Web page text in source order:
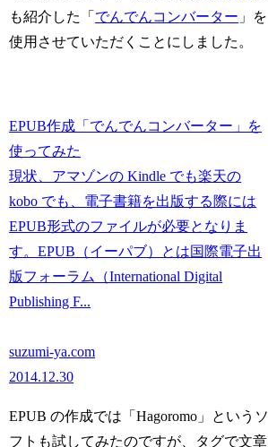
も紹介した「 でんでんコンバーター 」を
使用させていただくことにしました。
EPUB作成「でんでんコンバーター」を
使ってみた
現状、アマゾンの Kindle でも楽天の
kobo でも、電子書籍を出版する際には
EPUB形式のファイルが必要となりま
す。EPUB（イーパブ）とは国際電子出
版フォーラム（International Digital
Publishing F...
suzumi-ya.com
2014.12.30
EPUB の作成では「Hagoromo」というソ
フトも試してみたのですが、タグで文章